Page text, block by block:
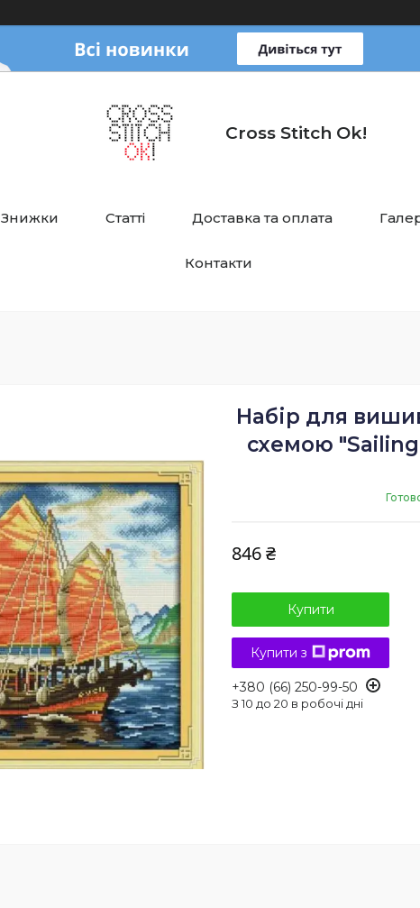
Cross Stitch Ok!
Знижки Статті Доставка та оплата
Контакти
Набір для
схемою
846 ₴
Купити
Купити з
+380 (66) 250-99-50
З 10 до 20 в робочі дні